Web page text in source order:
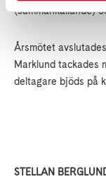
(sammankallande)
Årsmötet
Marklund tackades
deltagare bjöds på
STELLAN